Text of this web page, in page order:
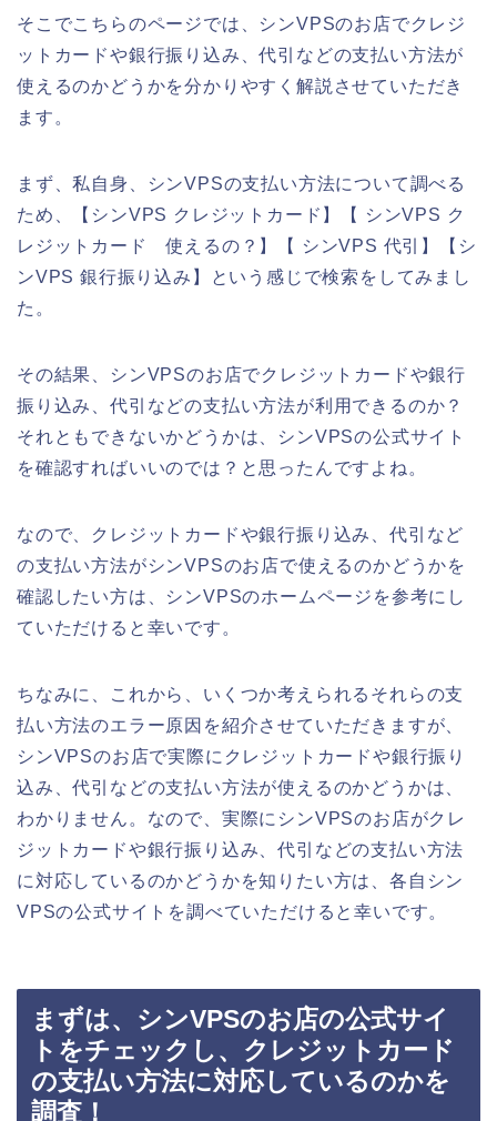
そこでこちらのページでは、シンVPSのお店でクレジ
ットカードや銀行振り込み、代引などの支払い方法が
使えるのかどうかを分かりやすく解説させていただき
ます。
まず、私自身、シンVPSの支払い方法について調べる
ため、【シンVPS クレジットカード】【 シンVPS ク
レジットカード 使えるの？】【 シンVPS 代引】【シ
ンVPS 銀行振り込み】という感じで検索をしてみまし
た。
その結果、シンVPSのお店でクレジットカードや銀行
振り込み、代引などの支払い方法が利用できるのか？
それともできないかどうかは、シンVPSの公式サイト
を確認すればいいのでは？と思ったんですよね。
なので、クレジットカードや銀行振り込み、代引など
の支払い方法がシンVPSのお店で使えるのかどうかを
確認したい方は、シンVPSのホームページを参考にし
ていただけると幸いです。
ちなみに、これから、いくつか考えられるそれらの支
払い方法のエラー原因を紹介させていただきますが、
シンVPSのお店で実際にクレジットカードや銀行振り
込み、代引などの支払い方法が使えるのかどうかは、
わかりません。なので、実際にシンVPSのお店がクレ
ジットカードや銀行振り込み、代引などの支払い方法
に対応しているのかどうかを知りたい方は、各自シン
VPSの公式サイトを調べていただけると幸いです。
まずは、シンVPSのお店の公式サイ
トをチェックし、クレジットカード
の支払い方法に対応しているのかを
調査！